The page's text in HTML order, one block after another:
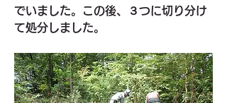
でいました。この後、３つに切り分け
て処分しました。